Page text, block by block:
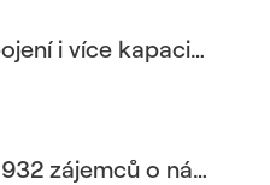
Jednodušší cesta k připojení i více kapacit pro nové zájemce. ČEZ Distribuce osloví 39 tisíc zákazníků
Prázdninový poločas = 932 zájemců o návštěvnické centrum Elektrárny Ledvice